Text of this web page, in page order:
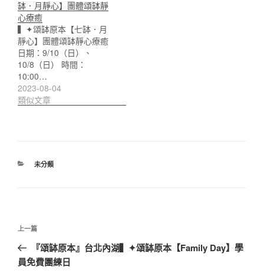
缽．月靜心】團體頌缽靜
心療癒
▍✦頌缽原本【七缽．月
靜心】團體頌缽靜心療癒
日期：9/10（日）、
10/8（日） 時間：
10:00…
2023-08-04
類似文章
分
未分類
文
導
上
一
篇
上一篇
『頌缽原本』台北內湖▍✦頌缽原本【Family Day】學
員免費團練日